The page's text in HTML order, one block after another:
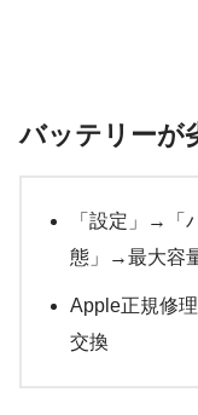
バッテリーが
「設定」→「
態」→最大容
Apple正規修
交換